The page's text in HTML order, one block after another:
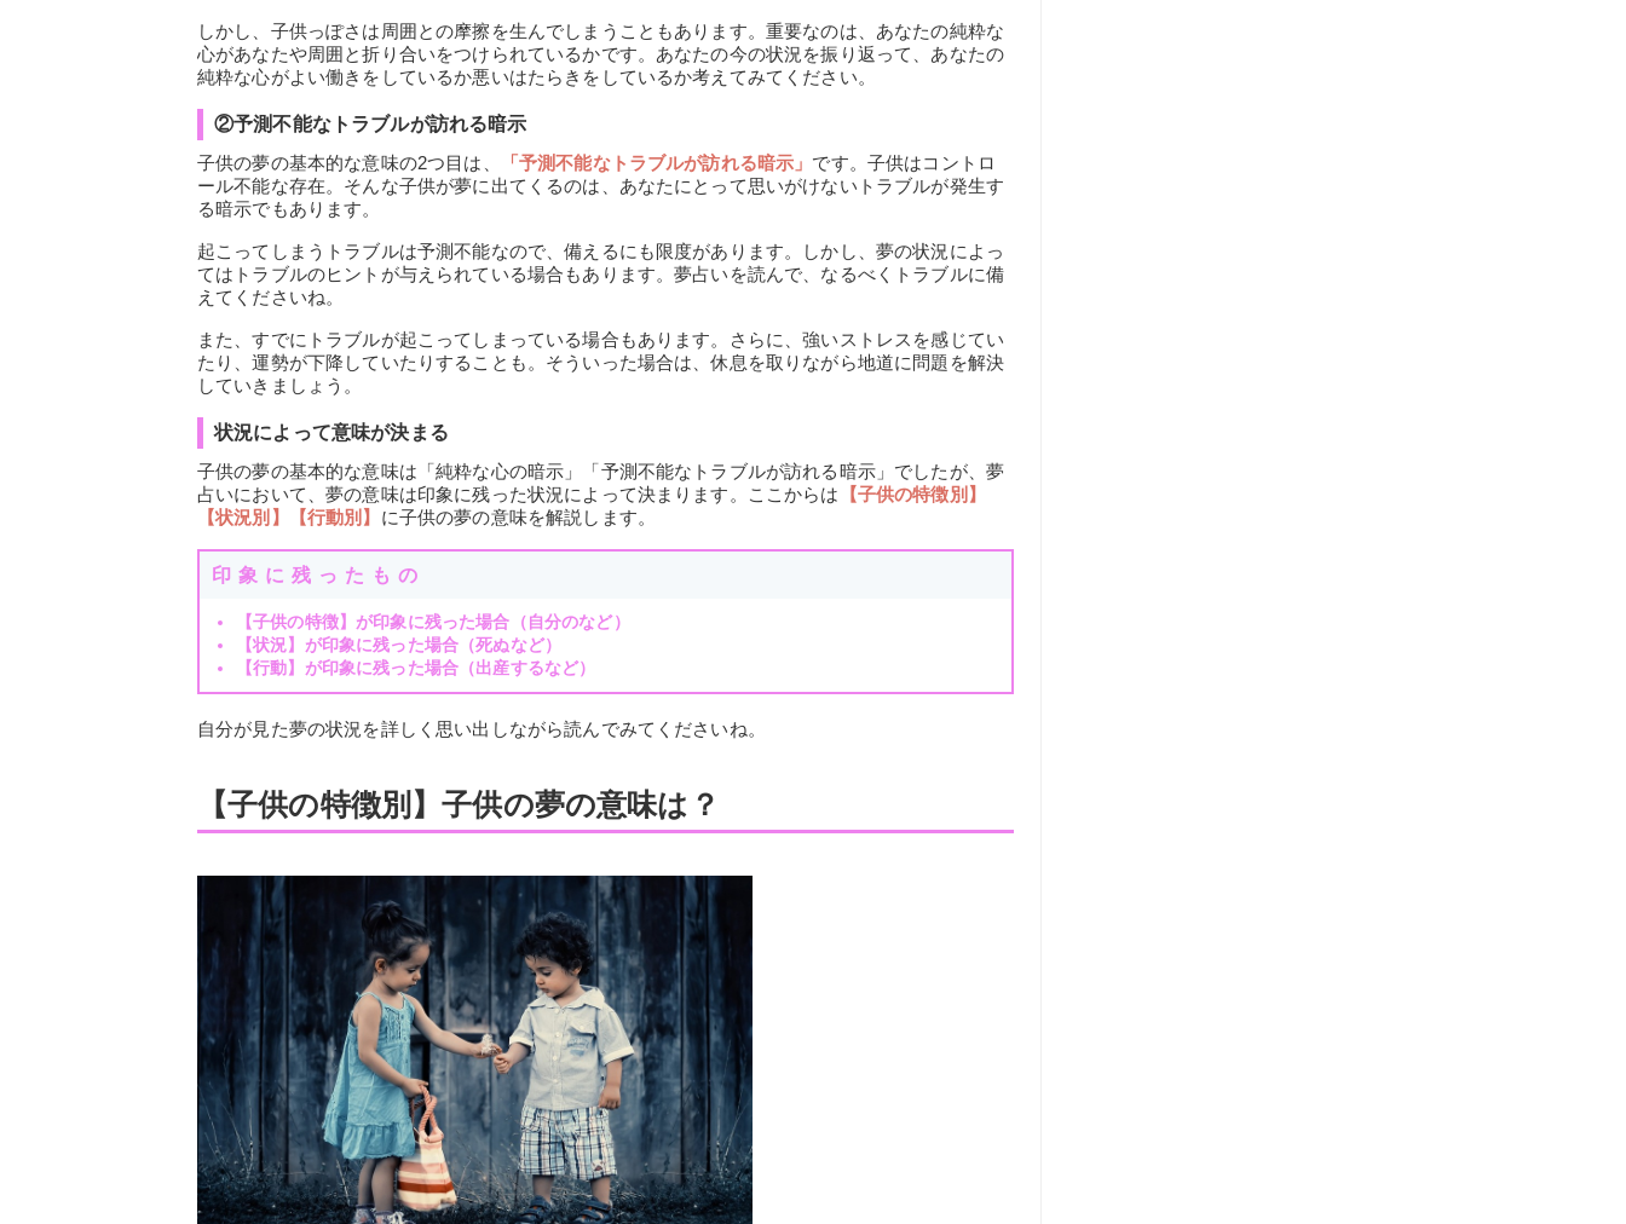
しかし、子供っぽさは周囲との摩擦を生んでしまうこともあります。重要なのは、あなたの純粋な
心があなたや周囲と折り合いをつけられているかです。あなたの今の状況を振り返って、あなたの
純粋な心がよい働きをしているか悪いはたらきをしているか考えてみてください。
②予測不能なトラブルが訪れる暗示
子供の夢の基本的な意味の2つ目は、
「予測不能なトラブルが訪れる暗示」 です。子供はコントロ
ール不能な存在。そんな子供が夢に出てくるのは、あなたにとって思いがけないトラブルが発生す
る暗示でもあります。
起こってしまうトラブルは予測不能なので、備えるにも限度があります。しかし、夢の状況によっ
てはトラブルのヒントが与えられている場合もあります。夢占いを読んで、なるべくトラブルに備
えてくださいね。
また、すでにトラブルが起こってしまっている場合もあります。さらに、強いストレスを感じてい
たり、運勢が下降していたりすることも。そういった場合は、休息を取りながら地道に問題を解決
していきましょう。
状況によって意味が決まる
子供の夢の基本的な意味は「純粋な心の暗示」「予測不能なトラブルが訪れる暗示」でしたが、夢
占いにおいて、夢の意味は印象に残った状況によって決まります。ここからは 【子供の特徴別】
【状況別】【行動別】 に子供の夢の意味を解説します。
印象に残ったもの
【子供の特徴】が印象に残った場合（自分のなど）
【状況】が印象に残った場合（死ぬなど）
【行動】が印象に残った場合（出産するなど）
自分が見た夢の状況を詳しく思い出しながら読んでみてくださいね。
【子供の特徴別】子供の夢の意味は？